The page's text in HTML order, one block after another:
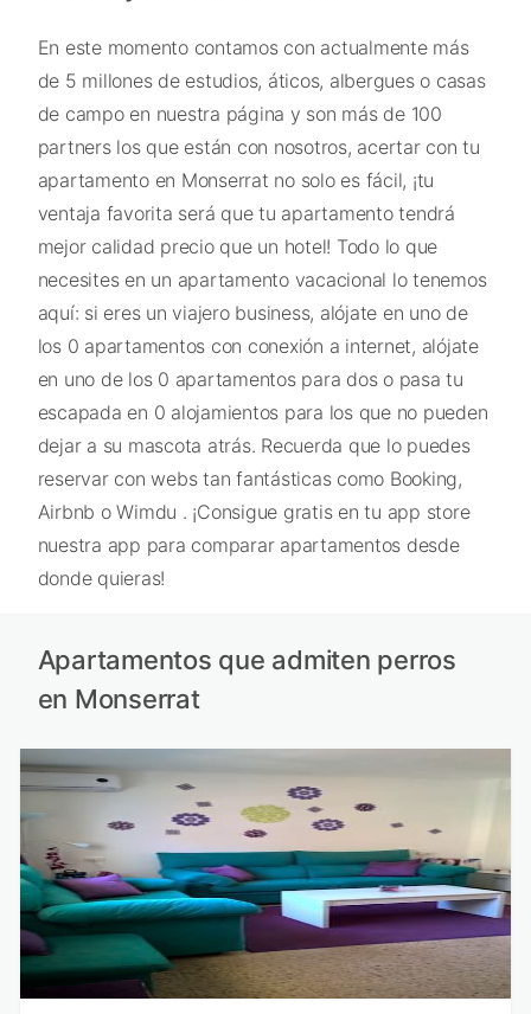
En este momento contamos con actualmente más
de 5 millones de estudios, áticos, albergues o casas
de campo en nuestra página y son más de 100
partners los que están con nosotros, acertar con tu
apartamento en Monserrat no solo es fácil, ¡tu
ventaja favorita será que tu apartamento tendrá
mejor calidad precio que un hotel! Todo lo que
necesites en un apartamento vacacional lo tenemos
aquí: si eres un viajero business, alójate en uno de
los 0 apartamentos con conexión a internet, alójate
en uno de los 0 apartamentos para dos o pasa tu
escapada en 0 alojamientos para los que no pueden
dejar a su mascota atrás. Recuerda que lo puedes
reservar con webs tan fantásticas como Booking,
Airbnb o Wimdu . ¡Consigue gratis en tu app store
nuestra app para comparar apartamentos desde
donde quieras!
Apartamentos que admiten perros
en Monserrat